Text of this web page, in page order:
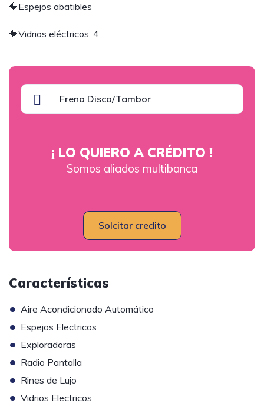
🔶Espejos abatibles
🔶Vidrios eléctricos: 4
Freno Disco/Tambor
¡ LO QUIERO A CRÉDITO !
Somos aliados multibanca
Solcitar credito
Características
• Aire Acondicionado Automático
• Espejos Electricos
• Exploradoras
• Radio Pantalla
• Rines de Lujo
• Vidrios Electricos